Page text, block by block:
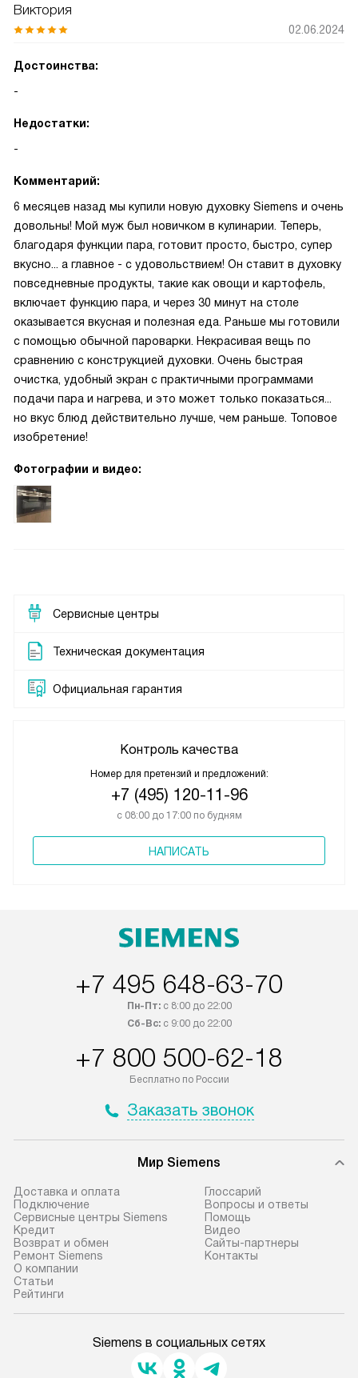
Виктория
02.06.2024
Достоинства:
-
Недостатки:
-
Комментарий:
6 месяцев назад мы купили новую духовку Siemens и очень
довольны! Мой муж был новичком в кулинарии. Теперь,
благодаря функции пара, готовит просто, быстро, супер
вкусно... а главное - с удовольствием! Он ставит в духовку
повседневные продукты, такие как овощи и картофель,
включает функцию пара, и через 30 минут на столе
оказывается вкусная и полезная еда. Раньше мы готовили
с помощью обычной пароварки. Некрасивая вещь по
сравнению с конструкцией духовки. Очень быстрая
очистка, удобный экран с практичными программами
подачи пара и нагрева, и это может только показаться...
но вкус блюд действительно лучше, чем раньше. Топовое
изобретение!
Фотографии и видео:
Сервисные центры
Техническая документация
Официальная гарантия
Контроль качества
Номер для претензий и предложений:
+7 (495) 120-11-96
с 08:00 до 17:00 по будням
НАПИСАТЬ
+7 495 648-63-70
Пн-Пт:с 8:00 до 22:00
Сб-Вс:с 9:00 до 22:00
+7 800 500-62-18
Бесплатно по России
Заказать звонок
Мир Siemens
Доставка и оплата
Подключение
Сервисные центры Siemens
Кредит
Возврат и обмен
Ремонт Siemens
О компании
Статьи
Рейтинги
Глоссарий
Вопросы и ответы
Помощь
Видео
Сайты-партнеры
Контакты
Siemens в социальных сетях